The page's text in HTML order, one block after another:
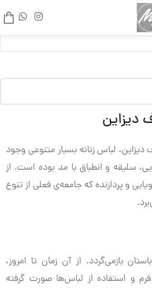
دیزاین
دیزاین، لباس زنانه بسیار متنوعی وجود
سلیقه و انطباق با مد بوده است. از
و پردازنده که جامعه‌ی فعلی از تنوع
بازمی‌گردد. از آن زمان تا امروز،
و استفاده از لباس‌ها صورت گرفته